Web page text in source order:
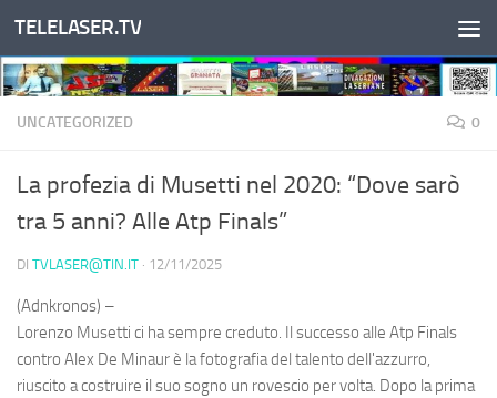
Salta al contenuto
TELELASER.TV
UNCATEGORIZED 0
La profezia di Musetti nel 2020: “Dove sarò
tra 5 anni? Alle Atp Finals”
DI TVLASER@TIN.IT · 12/11/2025
(Adnkronos) –
Lorenzo Musetti ci ha sempre creduto. Il successo alle Atp Finals
contro Alex De Minaur è la fotografia del talento dell'azzurro,
riuscito a costruire il suo sogno un rovescio per volta. Dopo la prima